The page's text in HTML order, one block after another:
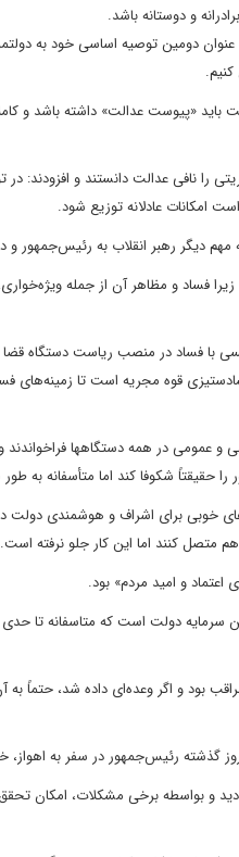
و دوستانه باشد.
دومین توصیه اساسی خود به
باید «پیوست عدالت» داشته باشد و
نافی عدالت دانستند و افزودند: در
امکانات عادلانه توزیع شود.
دیگر رهبر انقلاب به رئیس‌جمهور و
فساد و مظاهر آن از جمله
با فساد در منصب ریاست دستگاه
قوه مجریه است تا زمینه‌های
شکوفا کند اما متأسفانه به
خوبی برای اشراف و هوشمندی دولت
متصل کنند اما این کار جلو نرفته است.
و امید مردم» بود.
سرمایه دولت است که متاسفانه
بود و اگر وعده‌ای داده شد،
روز گذشته رئیس‌جمهور در سفر به
و بواسطه برخی مشکلات، امکان